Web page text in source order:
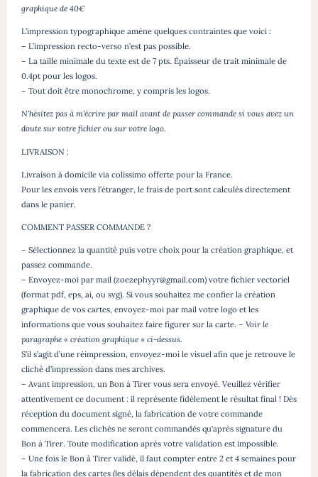
graphique de 40€
L’impression typographique amène quelques contraintes que voici :
– L’impression recto-verso n’est pas possible.
– La taille minimale du texte est de 7 pts. Épaisseur de trait minimale de
0.4pt pour les logos.
– Tout doit être monochrome, y compris les logos.
N’hésitez pas à m’écrire par mail avant de passer commande si vous avez un
doute sur votre fichier ou sur votre logo.
LIVRAISON :
Livraison à domicile via colissimo offerte pour la France.
Pour les envois vers l’étranger, le frais de port sont calculés directement
dans le panier.
COMMENT PASSER COMMANDE ?
– Sélectionnez la quantité puis votre choix pour la création graphique, et
passez commande.
– Envoyez-moi par mail (zoezephyyr@gmail.com) votre fichier vectoriel
(format pdf, eps, ai, ou svg). Si vous souhaitez me confier la création
graphique de vos cartes, envoyez-moi par mail votre logo et les
informations que vous souhaitez faire figurer sur la carte. – Voir le
paragraphe « création graphique » ci-dessus.
S’il s’agit d’une réimpression, envoyez-moi le visuel afin que je retrouve le
cliché d’impression dans mes archives.
– Avant impression, un Bon à Tirer vous sera envoyé. Veuillez vérifier
attentivement ce document : il représente fidèlement le résultat final ! Dès
réception du document signé, la fabrication de votre commande
commencera. Les clichés ne seront commandés qu’après signature du
Bon à Tirer. Toute modification après votre validation est impossible.
– Une fois le Bon à Tirer validé, il faut compter entre 2 et 4 semaines pour
la fabrication des cartes (les délais dépendent des quantités et de mon